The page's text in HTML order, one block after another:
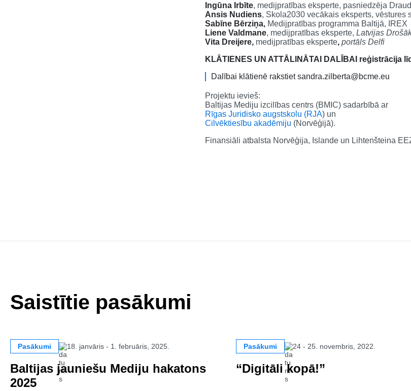
Ingūna Irbīte, medijpratības eksperte, pasniedzēja
Ansis Nudiens, Skola2030 vecākais eksperts,
Sabīne Bērziņa, Medijpratības programma Baltijā, IREX
Liene Valdmane, medijpratības eksperte, Latvijas
Vita Dreijere, medijpratības eksperte, portāls Delfi
KLĀTIENES UN ATTĀLINĀTAI DALĪBAI reģistrācija
Dalībai klātienē rakstiet sandra.zilberta@bcme.eu
Projektu ievieš:
Baltijas Mediju izcilības centrs (BMIC) sadarbībā ar
Rīgas Juridisko augstskolu (RJA) un
Cilvēktiesību akadēmiju (Norvēģijā).
Finansiāli atbalsta Norvēģija, Islande un Lihtenšteina
Saistītie pasākumi
Pasākumi 18. janvāris - 1. februāris, 2025.
Baltijas jauniešu Mediju hakatons
2025
Pasākumi 24 - 25. novembris, 2022.
“Digitāli kopā!”